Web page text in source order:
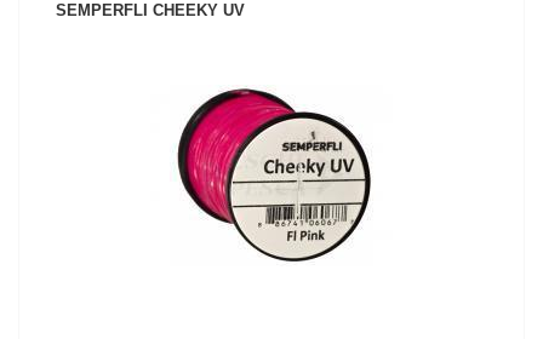
SEMPERFLI CHEEKY UV
VEDI IL PRODOTTO